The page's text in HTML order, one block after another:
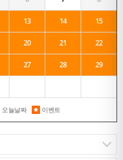
13 14 15
20 21 22
27 28 29
오늘날짜 이벤트